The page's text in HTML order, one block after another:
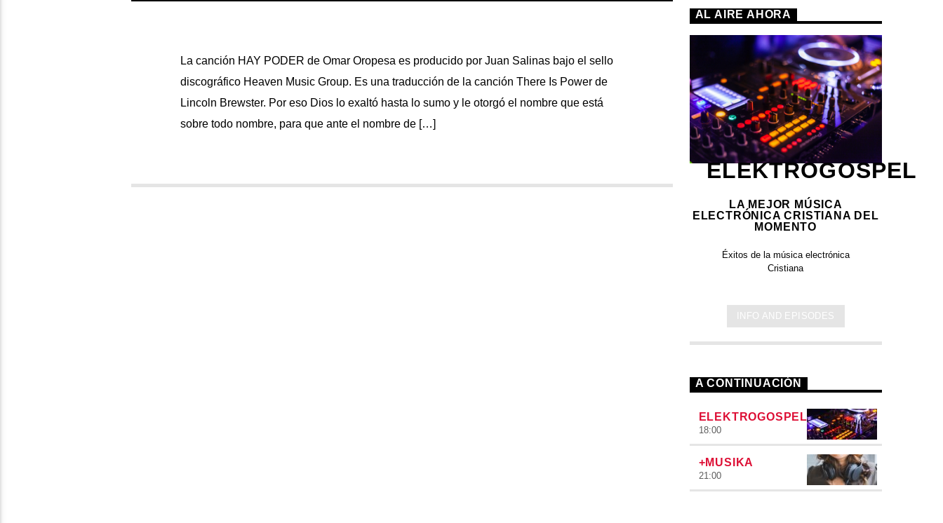
La canción HAY PODER de Omar Oropesa es producido por Juan Salinas bajo el sello
discográfico Heaven Music Group. Es una traducción de la canción There Is Power de
Lincoln Brewster. Por eso Dios lo exaltó hasta lo sumo y le otorgó el nombre que está
sobre todo nombre, para que ante el nombre de […]
AL AIRE AHORA
ELEKTROGOSPEL
LA MEJOR MÚSICA
ELECTRÓNICA CRISTIANA DEL
MOMENTO
Éxitos de la música electrónica
Cristiana
INFO AND EPISODES
A CONTINUACIÓN
ELEKTROGOSPEL
18:00
+MUSIKA
21:00